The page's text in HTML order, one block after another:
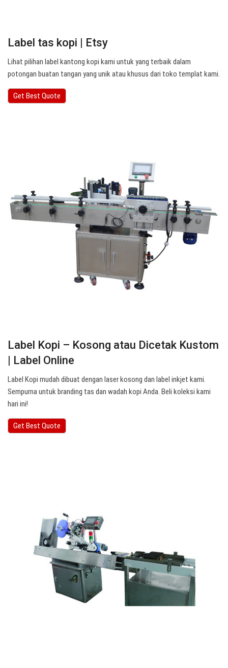
Label tas kopi | Etsy
Lihat pilihan label kantong kopi kami untuk yang terbaik dalam
potongan buatan tangan yang unik atau khusus dari toko templat kami.
Get Best Quote
Label Kopi – Kosong atau Dicetak Kustom
| Label Online
Label Kopi mudah dibuat dengan laser kosong dan label inkjet kami.
Sempurna untuk branding tas dan wadah kopi Anda. Beli koleksi kami
hari ini!
Get Best Quote